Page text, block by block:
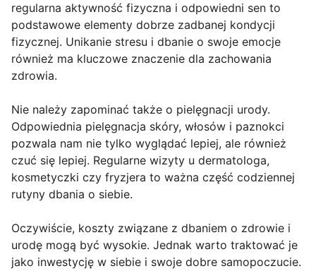
regularna aktywność fizyczna i odpowiedni sen to
podstawowe elementy dobrze zadbanej kondycji
fizycznej. Unikanie stresu i dbanie o swoje emocje
również ma kluczowe znaczenie dla zachowania
zdrowia.
Nie należy zapominać także o pielęgnacji urody.
Odpowiednia pielęgnacja skóry, włosów i paznokci
pozwala nam nie tylko wyglądać lepiej, ale również
czuć się lepiej. Regularne wizyty u dermatologa,
kosmetyczki czy fryzjera to ważna część codziennej
rutyny dbania o siebie.
Oczywiście, koszty związane z dbaniem o zdrowie i
urodę mogą być wysokie. Jednak warto traktować je
jako inwestycję w siebie i swoje dobre samopoczucie.